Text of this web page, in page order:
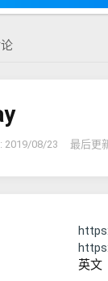
2019/08/23 最后更
英文